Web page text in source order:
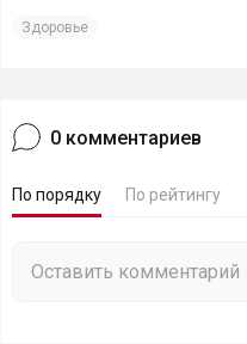
Здоровье
0 комментариев
По порядку По рейтингу